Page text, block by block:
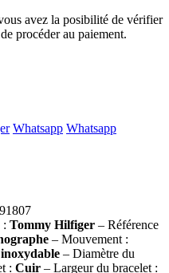
avez la posibilité de vérifier
procéder au paiement.
Whatsapp Whatsapp
: Tommy Hilfiger – Référence
– Mouvement :
– Diamètre du
: Cuir – Largeur du bracelet :